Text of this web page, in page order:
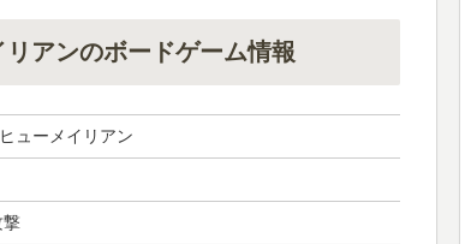
アンのボードゲーム情報
ューメイリアン
撃